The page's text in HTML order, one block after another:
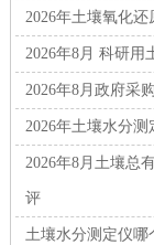
2026年土壤氧化
2026年8月 科研用
2026年8月政府采
2026年土壤水分
2026年8月土壤总
评
土壤水分测定仪哪